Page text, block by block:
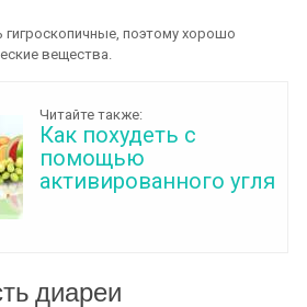
гигроскопичные, поэтому хорошо
вещества.
Читайте также:
Как похудеть с
помощью
активированного угля
диареи